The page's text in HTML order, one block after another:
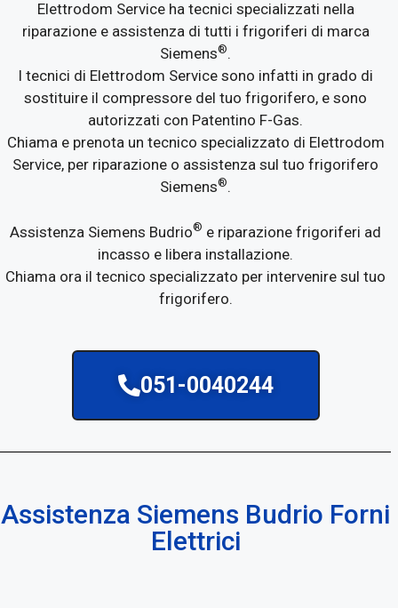
Elettrodom Service ha tecnici specializzati nella
riparazione e assistenza di tutti i frigoriferi di marca
Siemens®.
I tecnici di Elettrodom Service sono infatti in grado di
sostituire il compressore del tuo frigorifero, e sono
autorizzati con Patentino F-Gas.
Chiama e prenota un tecnico specializzato di Elettrodom
Service, per riparazione o assistenza sul tuo frigorifero
Siemens®.
Assistenza Siemens Budrio® e riparazione frigoriferi ad
incasso e libera installazione.
Chiama ora il tecnico specializzato per intervenire sul tuo
frigorifero.
051-0040244
Assistenza Siemens Budrio Forni
Elettrici